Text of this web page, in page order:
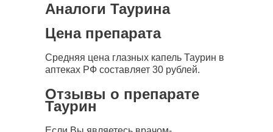
Аналоги Таурина
Цена препарата
Средняя цена глазных капель Таурин в
аптеках РФ составляет 30 рублей.
Отзывы о препарате
Таурин